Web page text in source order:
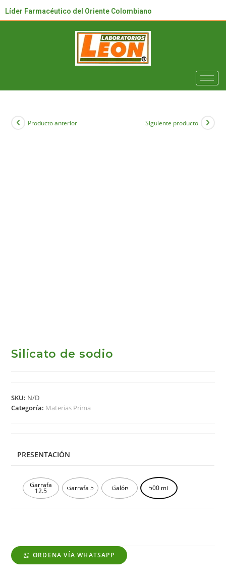
Líder Farmacéutico del Oriente Colombiano
Producto anterior Siguiente producto
Silicato de sodio
SKU: N/D
Categoría: Materias Prima
PRESENTACIÓN
Garrafa
12.5 Garrafa 5 Galón 500 mL
ORDENA VÍA WHATSAPP